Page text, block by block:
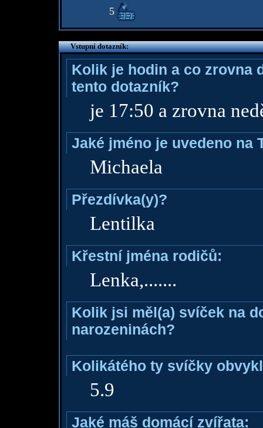
5
Vstupní dotazník:
Kolik je hodin a co zrovna
tento dotazník?
je 17:50 a zrovna
Jaké jméno je uvedeno na
Michaela
Přezdívka(y)?
Lentilka
Křestní jména rodičů:
Lenka,.......
Kolik jsi měl(a) svíček na
narozeninách?
Kolikátého ty svíčky
5.9
Jaké máš domácí zvířata: